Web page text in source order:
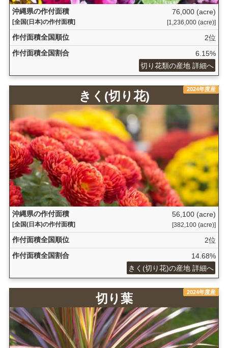
沖縄県の作付面積
[全国(日本)の作付面積]
76,000 (acre)
[1,236,000 (acre)]
作付面積全国順位
2位
作付面積全国割合
6.15%
切り花類の産地 詳細へ
2024年度産
きく(切り花)
沖縄県の作付面積
[全国(日本)の作付面積]
56,100 (acre)
[382,100 (acre)]
作付面積全国順位
2位
作付面積全国割合
14.68%
きく(切り花)の産地 詳細へ
2024年度産
切り葉